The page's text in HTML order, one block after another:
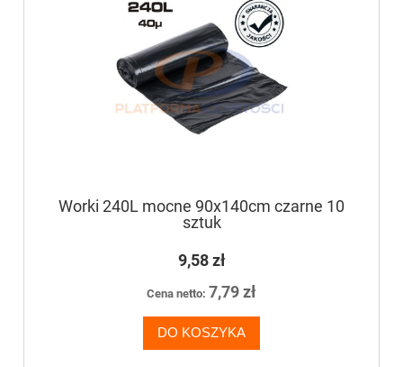
Worki 240L mocne 90x140cm czarne 10
sztuk
9,58 zł
Cena netto: 7,79 zł
DO KOSZYKA